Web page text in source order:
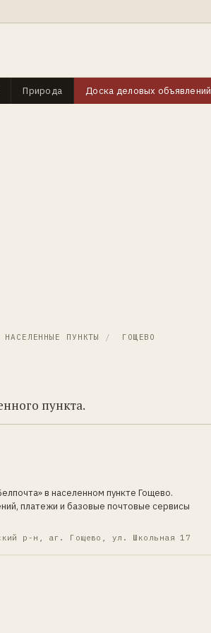
Природа Доска деловых объявлений
НАСЕЛЕННЫЕ ПУНКТЫ / ГОЩЕВО
пункта.
в населенном пункте Гощево.
платежи и базовые почтовые сервисы
р-н, аг. Гощево, ул. Школьная 17